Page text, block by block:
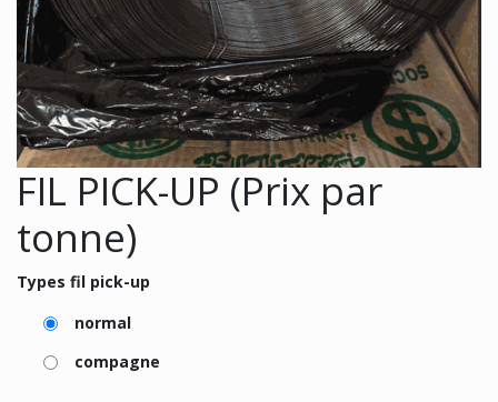
FIL PICK-UP (Prix par
tonne)
Types fil pick-up
normal
compagne